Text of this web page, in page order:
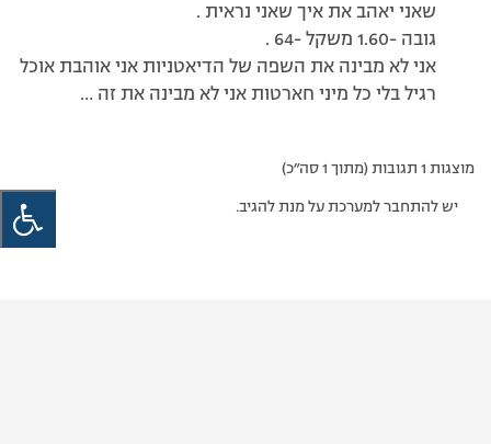
שאני יאהב את איך שאני נראית .
גובה -1.60 משקל -64 .
אני לא מבינה את השפה של הדיאטניות אני אוהבת אוכל
רגיל בלי כל מיני חארטות אני לא מבינה את זה …
מוצגות 1 תגובות (מתוך 1 סה״כ)
יש להתחבר למערכת על מנת להגיב.